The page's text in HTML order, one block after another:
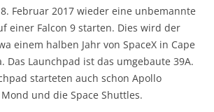
Februar 2017 wieder eine unbemannte
einer Falcon 9 starten. Dies wird der
einem halben Jahr von SpaceX in Cape
Das Launchpad ist das umgebaute 39A.
starteten auch schon Apollo
und die Space Shuttles.